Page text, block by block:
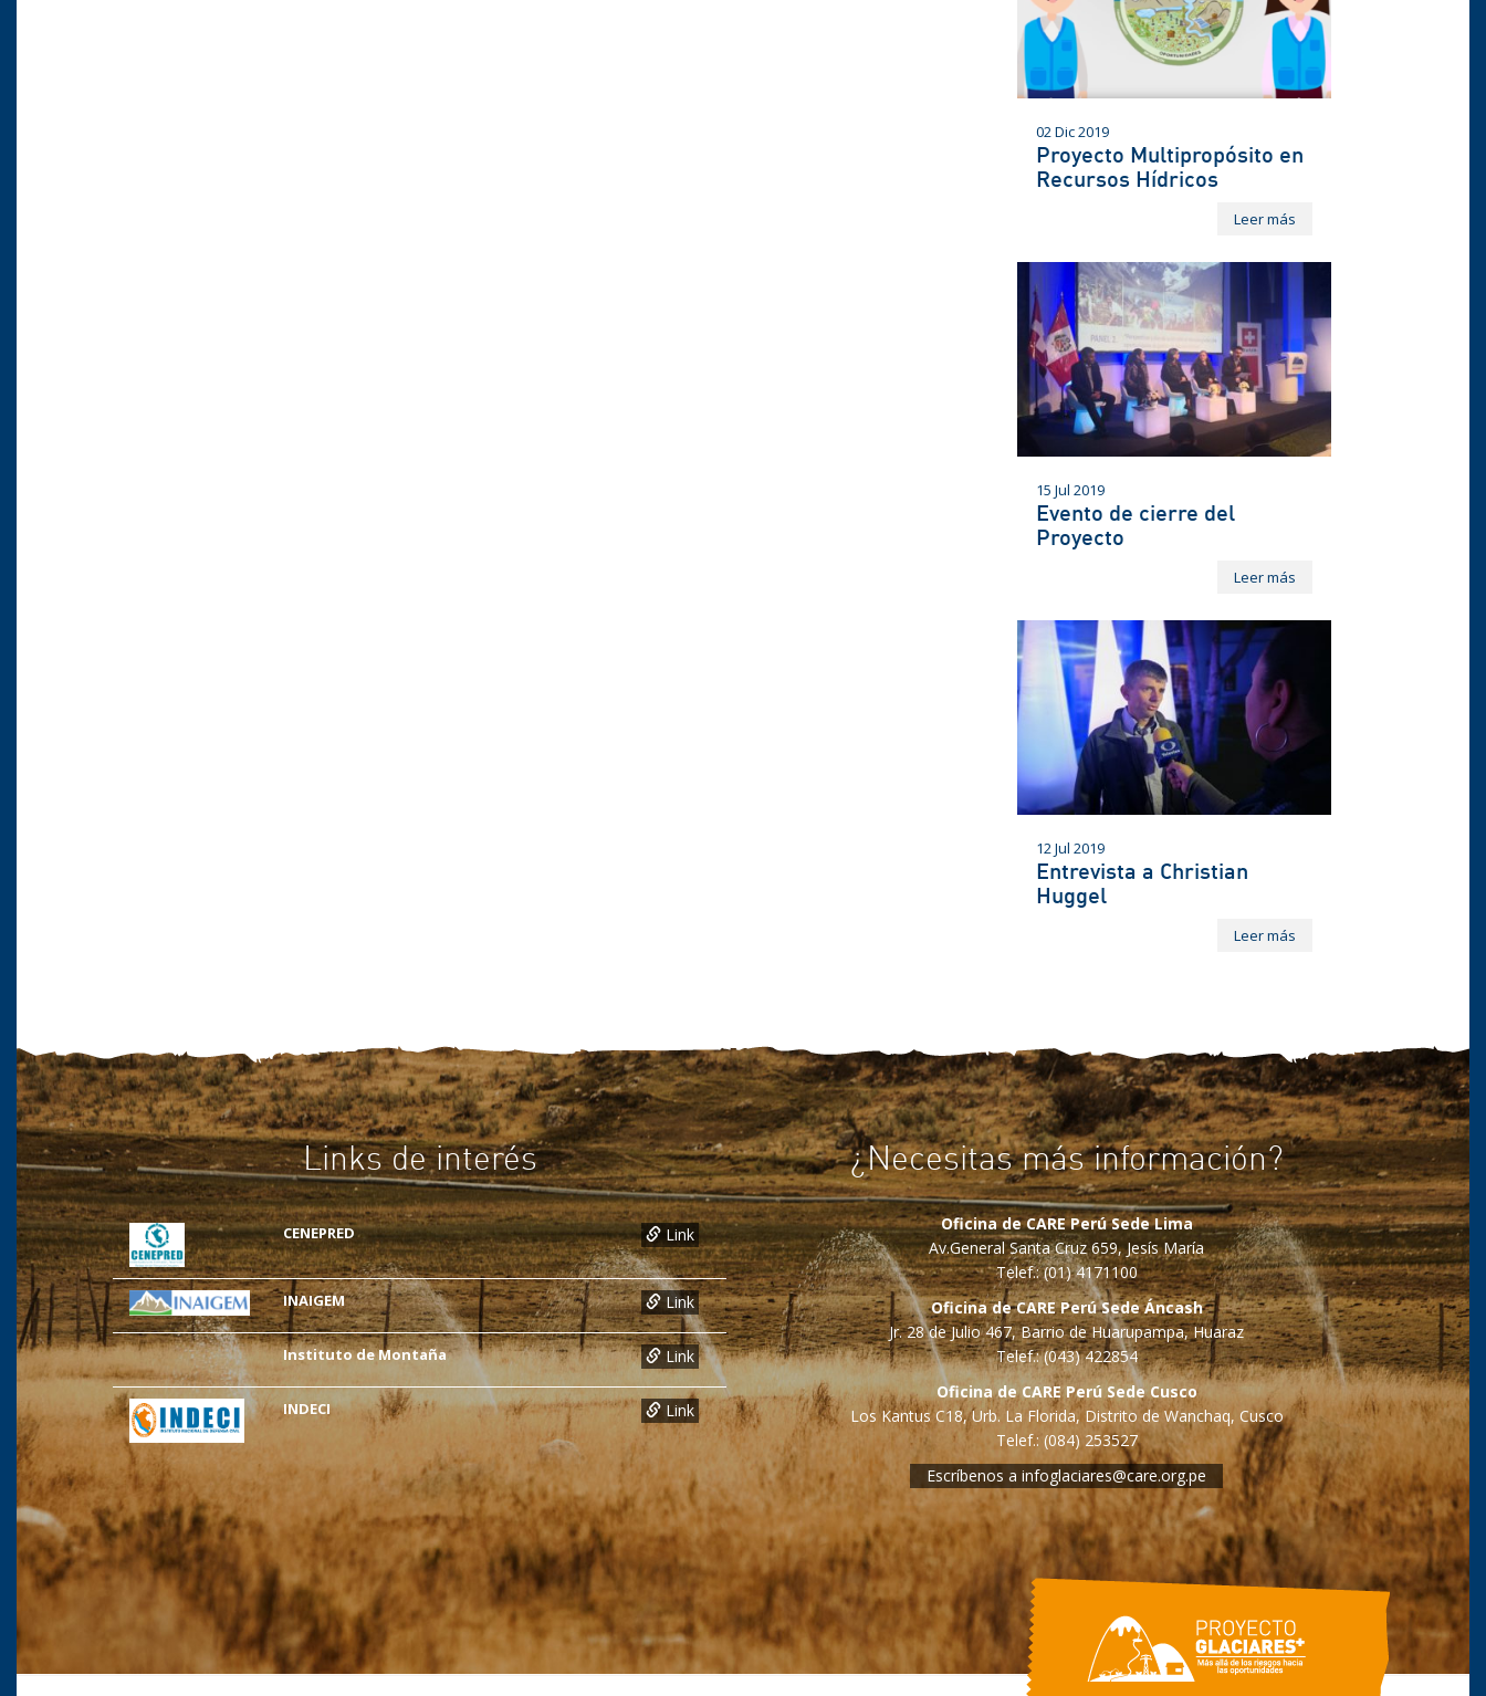
02 Dic 2019
Proyecto Multipropósito en
Recursos Hídricos
Leer más
15 Jul 2019
Evento de cierre del
Proyecto
Leer más
12 Jul 2019
Entrevista a Christian
Huggel
Leer más
Links de interés
CENEPRED Link
INAIGEM Link
Instituto de Montaña Link
INDECI Link
¿Necesitas más información?
Oficina de CARE Perú Sede Lima
Av.General Santa Cruz 659, Jesís María
Telef.: (01) 4171100
Oficina de CARE Perú Sede Áncash
Jr. 28 de Julio 467, Barrio de Huarupampa, Huaraz
Telef.: (043) 422854
Oficina de CARE Perú Sede Cusco
Los Kantus C18, Urb. La Florida, Distrito de Wanchaq, Cusco
Telef.: (084) 253527
Escríbenos a infoglaciares@care.org.pe